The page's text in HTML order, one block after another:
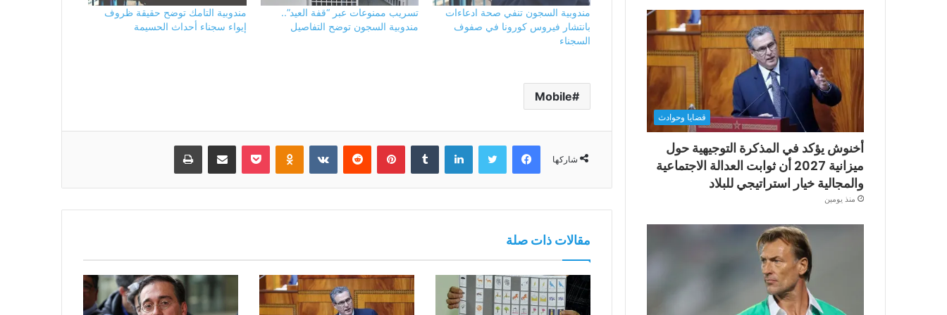
مندوبية السجون تنفي صحة ادعاءات
بانتشار فيروس كورونا في صفوف
السجناء
تسريب ممنوعات عبر “قفة العيد”..
مندوبية السجون توضح التفاصيل
مندوبية التامك توضح حقيقة ظروف
إيواء سجناء أحداث الحسيمة
Mobile
شاركها
فيسبوك تويتر لينكدإن بينتيريست Odnoklassniki
بوكيت مشاركة عبر البريد طباعة
مقالات ذات صلة
قضايا وحوادث
أخنوش يؤكد في المذكرة التوجيهية حول
ميزانية 2027 أن ثوابت العدالة الاجتماعية
والمجالية خيار استراتيجي للبلاد
منذ يومين